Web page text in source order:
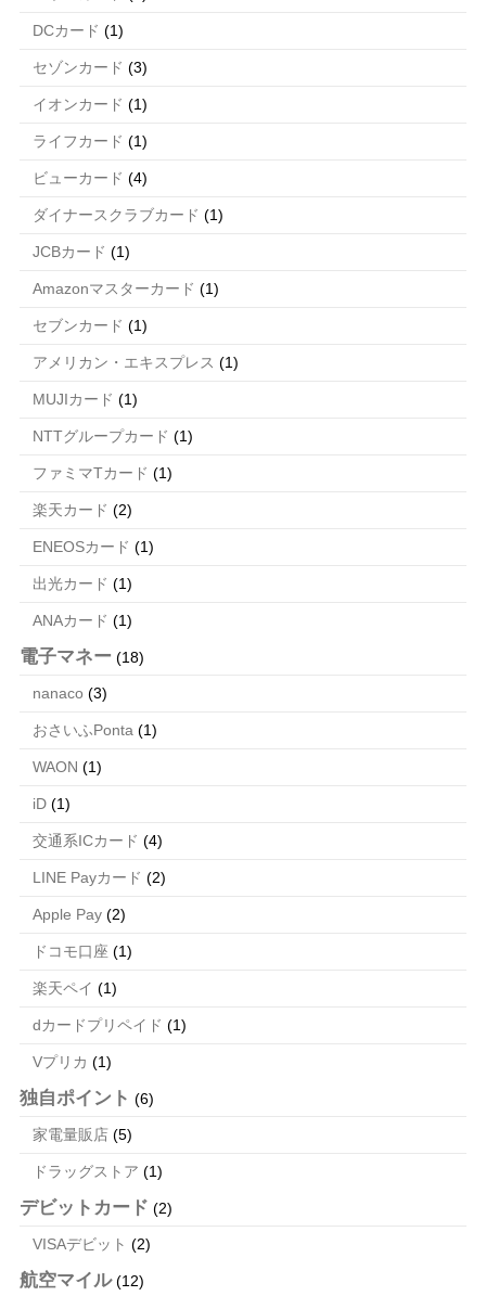
DCカード (1)
セゾンカード (3)
イオンカード (1)
ライフカード (1)
ビューカード (4)
ダイナースクラブカード (1)
JCBカード (1)
Amazonマスターカード (1)
セブンカード (1)
アメリカン・エキスプレス (1)
MUJIカード (1)
NTTグループカード (1)
ファミマTカード (1)
楽天カード (2)
ENEOSカード (1)
出光カード (1)
ANAカード (1)
電子マネー (18)
nanaco (3)
おさいふPonta(1)
WAON (1)
iD(1)
交通系ICカード (4)
LINE Payカード (2)
Apple Pay(2)
ドコモ口座 (1)
楽天ペイ (1)
dカードプリペイド (1)
Vプリカ (1)
独自ポイント (6)
家電量販店(5)
ドラッグストア (1)
デビットカード (2)
VISAデビット (2)
航空マイル(12)